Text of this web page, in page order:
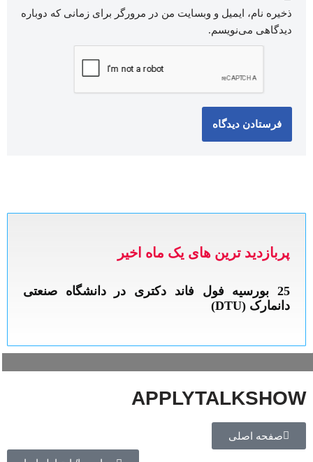
ذخیره نام، ایمیل و وبسایت من در مرورگر برای زمانی که دوباره
دیدگاهی می‌نویسم.
پربازدید ترین های یک ماه اخیر
APPLYTALKSHOW
صفحه اصلی